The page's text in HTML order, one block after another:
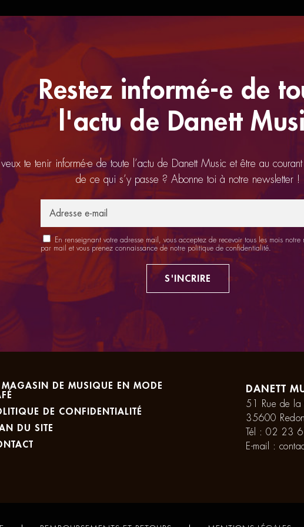
Restez informé-e de
l'actu de Danett
veux te tenir informé-e de toute l’actu de Danett Music et être au
de ce qui s’y passe ? Abonne toi à notre newsletter !
En renseignant votre adresse mail, vous acceptez de recevoir tous les mois notre
par mail et vous prenez connaissance de notre politique de confidentialité
S'INCRIRE
MAGASIN DE MUSIQUE EN MODE
DE CONFIDENTIALITÉ
DU SITE
DANETT
51 Rue de la
35600 Redon
Tél : 02 23
E-mail :